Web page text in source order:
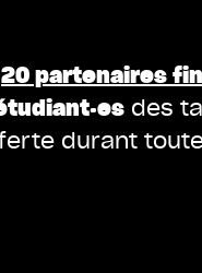
20 partenaires
des
durant